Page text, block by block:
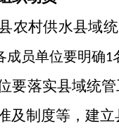
农村供水县域
成员单位要明确1
要落实县域统
及制度等，建立